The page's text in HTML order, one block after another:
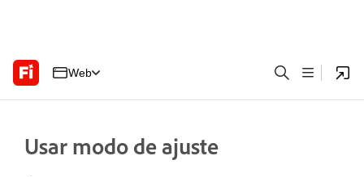
Web
Usar modo de ajuste